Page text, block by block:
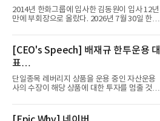
입사 12년 만에 금융계열 수장 등극
2014년 한화그룹에 입사한 김동원이 입사 12년
만에 부회장으로 올랐다. 2026년 7월 30일 한화
[CEO's Speech] 배재규 한투운용 대
표
“개별종목 레버리지 투자 지금이라도
멈춰라”
단일종목 레버리지 상품을 운용 중인 자산운용
사의 수장이 해당 상품에 대한 투자를 멈출 것을